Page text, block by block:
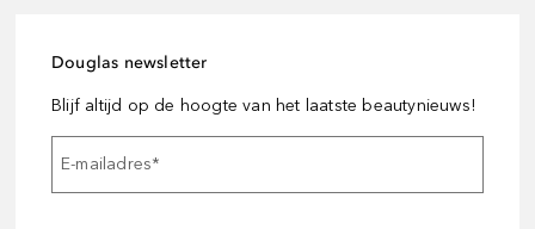
Douglas newsletter
Blijf altijd op de hoogte van het laatste beautynieuws!
E-mailadres*